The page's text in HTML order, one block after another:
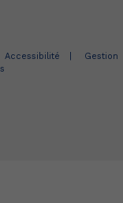
Accessibilité
Gestion